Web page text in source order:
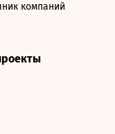
компаний